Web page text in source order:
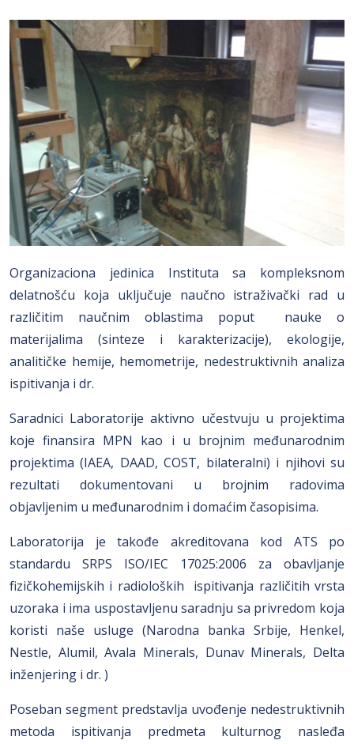
Organizaciona jedinica Instituta sa kompleksnom
delatnošću koja uključuje naučno istraživački rad u
različitim naučnim oblastima poput nauke o
materijalima (sinteze i karakterizacije), ekologije,
analitičke hemije, hemometrije, nedestruktivnih analiza
ispitivanja i dr.
Saradnici Laboratorije aktivno učestvuju u projektima
koje finansira MPN kao i u brojnim međunarodnim
projektima (IAEA, DAAD, COST, bilateralni) i njihovi su
rezultati dokumentovani u brojnim radovima
objavljenim u međunarodnim i domaćim časopisima.
Laboratorija je takođe akreditovana kod ATS po
standardu SRPS ISO/IEC 17025:2006 za obavljanje
fizičkohemijskih i radioloških ispitivanja različitih vrsta
uzoraka i ima uspostavljenu saradnju sa privredom koja
koristi naše usluge (Narodna banka Srbije, Henkel,
Nestle, Alumil, Avala Minerals, Dunav Minerals, Delta
inženjering i dr. )
Poseban segment predstavlja uvođenje nedestruktivnih
metoda ispitivanja predmeta kulturnog nasleđa